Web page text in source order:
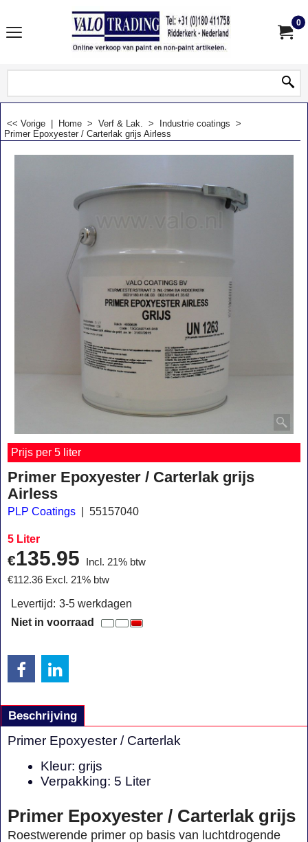
0
<< Vorige Home > Verf & Lak. > Industrie coatings >
Primer Epoxyester / Carterlak grijs Airless
Prijs per 5 liter
Primer Epoxyester / Carterlak grijs
Airless
PLP Coatings 55157040
5 Liter
€135.95
Incl. 21% btw
€112.36 Excl. 21% btw
Levertijd: 3-5 werkdagen
Niet in voorraad
Beschrijving
Primer Epoxyester / Carterlak
Kleur: grijs
Verpakking: 5 Liter
Primer Epoxyester / Carterlak grijs
Roestwerende primer op basis van luchtdrogende